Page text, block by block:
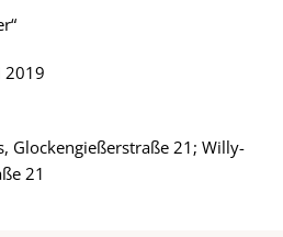
2019
Glockengießerstraße 21; Willy-
21